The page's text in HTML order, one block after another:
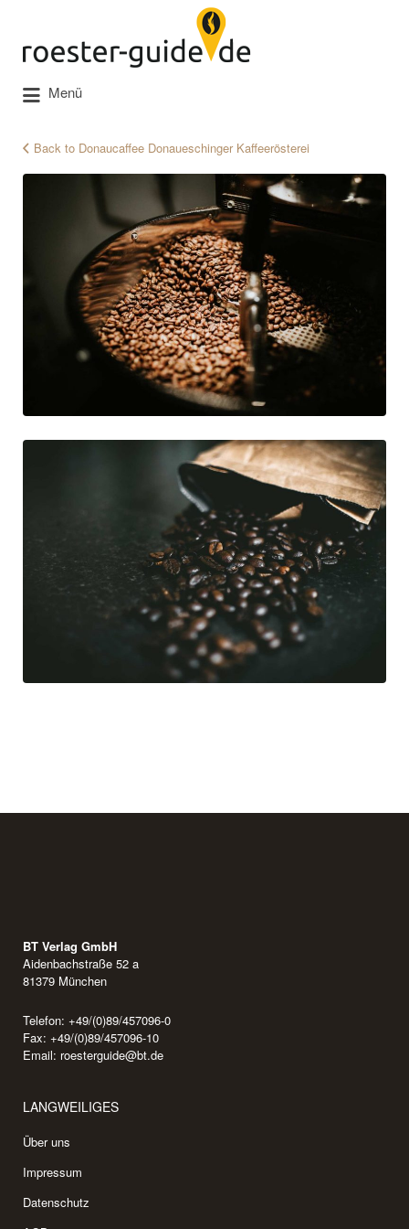
Menü
Back to Donaucaffee Donaueschinger Kaffeerösterei
BT Verlag GmbH
Aidenbachstraße 52 a
81379 München
Telefon: +49/(0)89/457096-0
Fax: +49/(0)89/457096-10
Email: roesterguide@bt.de
LANGWEILIGES
Über uns
Impressum
Datenschutz